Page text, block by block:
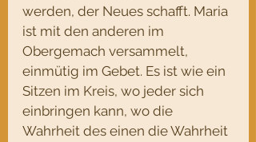
werden, der Neues schafft. Maria
ist mit den anderen im
Obergemach versammelt,
einmütig im Gebet. Es ist wie ein
Sitzen im Kreis, wo jeder sich
einbringen kann, wo die
Wahrheit des einen die Wahrheit